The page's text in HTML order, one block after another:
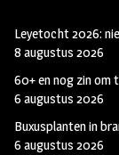
Leyetocht 2026:
8 augustus 2026
60+ en nog zin om
6 augustus 2026
Buxusplanten in
6 augustus 2026